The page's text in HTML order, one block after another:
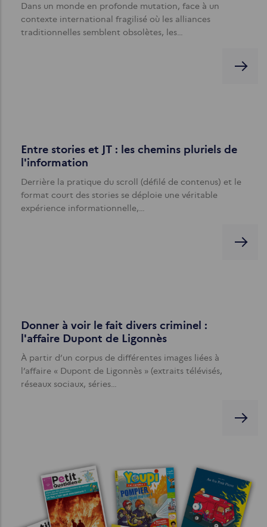
Dans un monde en profonde mutation, face à un
contexte international fragilisé où les alliances
traditionnelles semblent obsolètes, les…
Entre stories et JT : les chemins pluriels de
l'information
Derrière la pratique du scroll (défilé de contenus) et le
format court des stories se déploie une véritable
expérience informationnelle,…
Donner à voir le fait divers criminel :
l'affaire Dupont de Ligonnès
À partir d’un corpus de différentes images liées à
l’affaire « Dupont de Ligonnès » (extraits télévisés,
réseaux sociaux, séries…